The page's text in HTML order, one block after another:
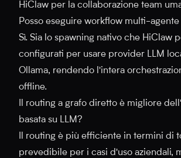
HiClaw per la collaborazione team
Posso eseguire workflow multi-
Sì. Sia lo spawning nativo che HiClaw
configurati per usare provider LLM
Ollama, rendendo l'intera
offline.
Il routing a grafo diretto è migliore
basata su LLM?
Il routing è più efficiente in termini di
prevedibile per i casi d'uso aziendali,